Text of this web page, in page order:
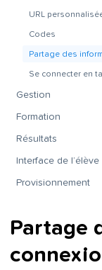
URL
Codes
Partage des
Se connecter en
Gestion
Formation
Résultats
Interface de l’élève
Provisionnement
Partage